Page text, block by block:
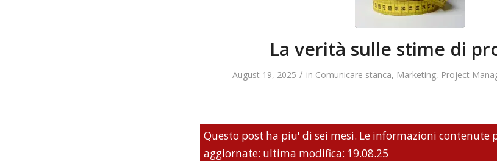
La verità sulle stime di
August 19, 2025 / in Comunicare stanca, Marketing, Project
Questo post ha piu' di sei mesi. Le informazioni contenute
aggiornate: ultima modifica: 19.08.25